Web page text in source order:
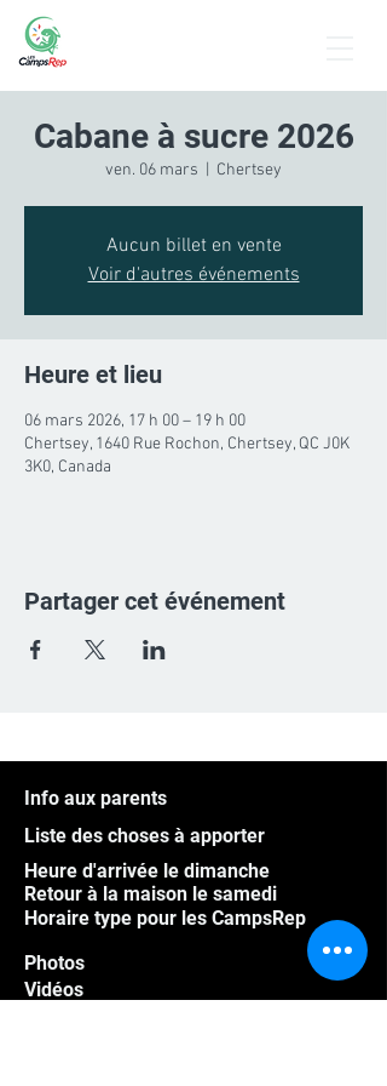
Cabane à sucre 2026
ven. 06 mars Chertsey
Aucun billet en vente
Voir d'autres événements
Heure et lieu
06 mars 2026, 17 h 00 – 19 h 00
Chertsey, 1640 Rue Rochon, Chertsey, QC J0K
3K0, Canada
Partager cet événement
Info aux parents
Liste des choses à apporter
Heure d'arrivée le dimanche
Retour à la maison le samedi
Horaire type pour les CampsRep
Photos
Vidéos